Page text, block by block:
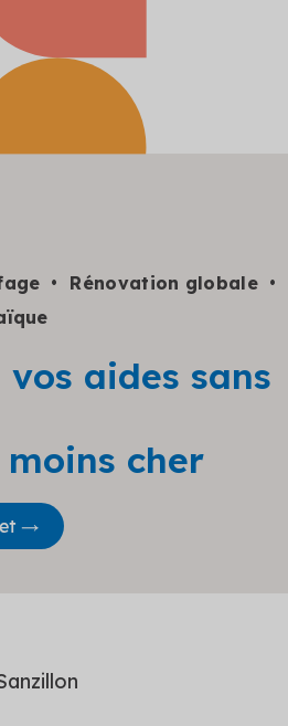
Rénovation globale
aides sans
cher